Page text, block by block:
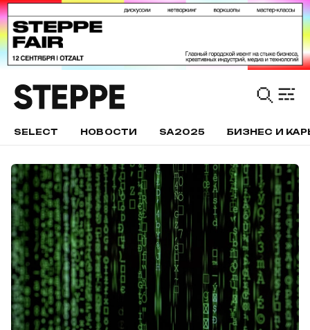
SELECT НОВОСТИ SA2025 БИЗНЕС И